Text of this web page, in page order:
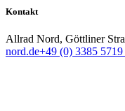
Kontakt
Allrad Nord, Göttliner
nord.de+49 (0) 3385 5719